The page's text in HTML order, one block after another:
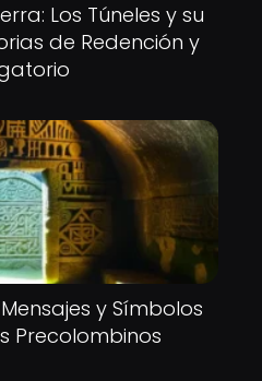
Los Túneles y su
de Redención y
y Símbolos
Precolombinos